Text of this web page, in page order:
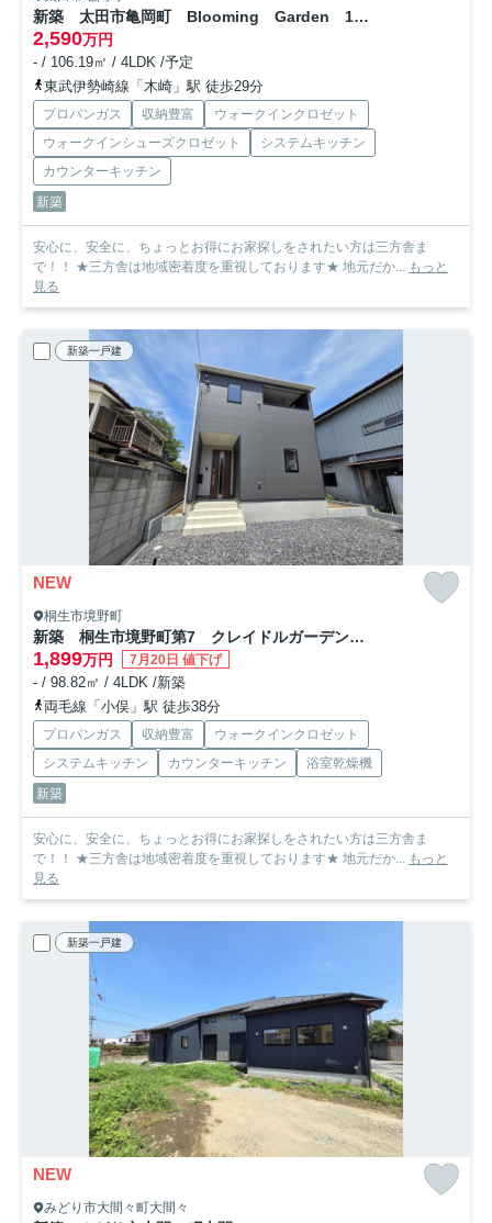
新築 太田市亀岡町 Blooming Garden 1号棟
2,590万円
- / 106.19㎡ / 4LDK /予定
東武伊勢崎線「木崎」駅 徒歩29分
プロパンガス 収納豊富
ウォークインクロゼット
ウォークインシューズクロゼット
システムキッチン
カウンターキッチン
新築
安心に、安全に、ちょっとお得にお家探しをされたい方は三方舎ま
で！！ ★三方舎は地域密着度を重視しております★ 地元だか...
もっと
見る
新築一戸建
NEW
桐生市境野町
新築 桐生市境野町第7 クレイドルガーデン 1号棟
1,899万円 7月20日 値下げ
- / 98.82㎡ / 4LDK /新築
両毛線「小俣」駅 徒歩38分
プロパンガス 収納豊富
ウォークインクロゼット
システムキッチン
カウンターキッチン
浴室乾燥機
新築
安心に、安全に、ちょっとお得にお家探しをされたい方は三方舎ま
で！！ ★三方舎は地域密着度を重視しております★ 地元だか...
もっと
見る
新築一戸建
NEW
みどり市大間々町大間々